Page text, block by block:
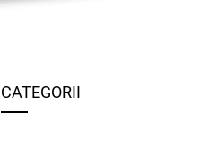
CATEGORII